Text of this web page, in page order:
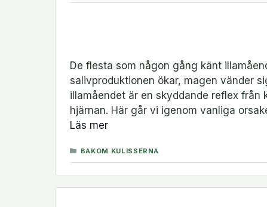
De flesta som någon gång känt
salivproduktionen ökar, magen vänder
illamåendet är en skyddande reflex
hjärnan. Här går vi igenom vanliga
Läs mer
KATEGORIER
BAKOM KULISSERNA